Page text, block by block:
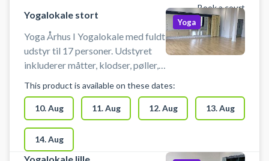
Book a court
Yogalokale stort
Yoga Århus I Yogalokale med fuldt
udstyr til 17 personer. Udstyret
inkluderer måtter, klodser, pøller,
bygningens konstruktion må
lokalet KUN benyttes til yoga,
meditation og mindfulness.
Yoga
This product is available on these dates:
10. Aug 11. Aug 12. Aug 13. Aug
14. Aug